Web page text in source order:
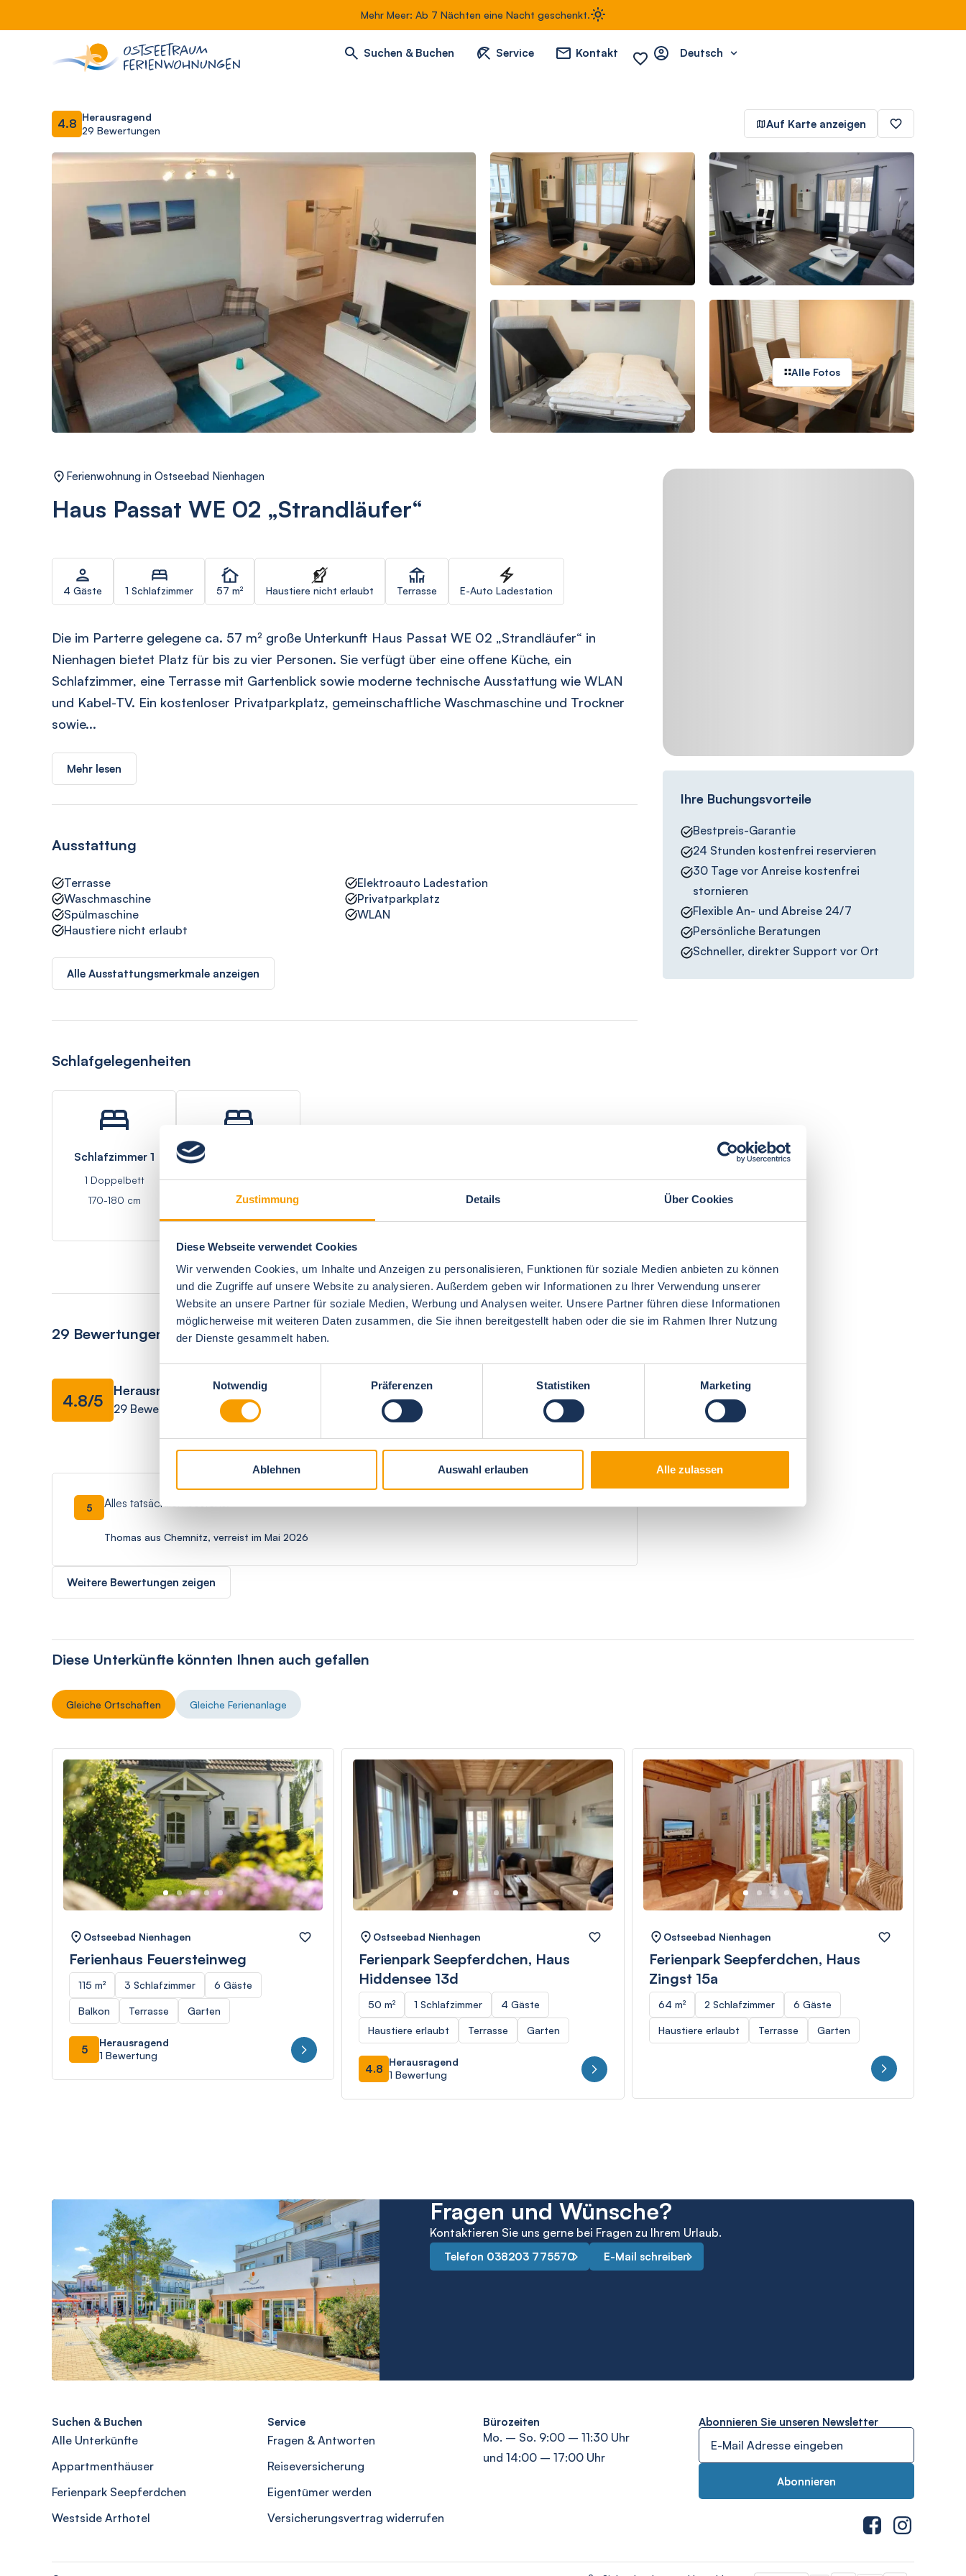
Zustimmung Details Über Cookies
Diese Webseite verwendet Cookies
Wir verwenden Cookies, um Inhalte und Anzeigen zu personalisieren, Funktionen für soziale Medien anbieten zu können
und die Zugriffe auf unsere Website zu analysieren. Außerdem geben wir Informationen zu Ihrer Verwendung unserer
Website an unsere Partner für soziale Medien, Werbung und Analysen weiter. Unsere Partner führen diese Informationen
möglicherweise mit weiteren Daten zusammen, die Sie ihnen bereitgestellt haben oder die sie im Rahmen Ihrer Nutzung
der Dienste gesammelt haben.
Notwendig
Präferenzen Statistiken Marketing
Ablehnen Auswahl erlauben Alle zulassen
Mehr Meer: Ab 7 Nächten eine Nacht geschenkt.
Suchen & Buchen Service Kontakt Deutsch
4.8 Herausragend
29 Bewertungen
Auf Karte anzeigen
Alle Fotos
Ferienwohnung in Ostseebad Nienhagen
Haus Passat WE 02 „Strandläufer“
4 Gäste 1 Schlafzimmer 57 m² Haustiere nicht erlaubt Terrasse E-Auto Ladestation
Die im Parterre gelegene ca. 57 m² große Unterkunft Haus Passat WE 02 „Strandläufer“ in
Nienhagen bietet Platz für bis zu vier Personen. Sie verfügt über eine offene Küche, ein
Schlafzimmer, eine Terrasse mit Gartenblick sowie moderne technische Ausstattung wie WLAN
und Kabel-TV. Ein kostenloser Privatparkplatz, gemeinschaftliche Waschmaschine und Trockner
sowie...
Mehr lesen
Ausstattung
Terrasse
Elektroauto Ladestation
Waschmaschine
Privatparkplatz
Spülmaschine
WLAN
Haustiere nicht erlaubt
Alle Ausstattungsmerkmale anzeigen
Schlafgelegenheiten
Schlafzimmer 1
1 Doppelbett
170-180 cm
Wohnzimmer 1
1 Doppelbett -
Schlafsofa
29 Bewertungen
4.8/5
Herausragend
29 Bewertungen Gesamteindruck 4.8 Weiterempfehlung
5 Alles tatsächlich bestens!
Thomas aus Chemnitz, verreist im Mai 2026
Weitere Bewertungen zeigen
Ihre Buchungsvorteile
Bestpreis-Garantie
24 Stunden kostenfrei reservieren
30 Tage vor Anreise kostenfrei
stornieren
Flexible An- und Abreise 24/7
Persönliche Beratungen
Schneller, direkter Support vor Ort
Diese Unterkünfte könnten Ihnen auch gefallen
Gleiche Ortschaften Gleiche Ferienanlage
Ostseebad Nienhagen
Ferienhaus Feuersteinweg
115 m² 3 Schlafzimmer 6 Gäste
Balkon Terrasse Garten
5
Herausragend
1 Bewertung
Ostseebad Nienhagen
Ferienpark Seepferdchen, Haus
Hiddensee 13d
50 m² 1 Schlafzimmer 4 Gäste
Haustiere erlaubt Terrasse Garten
4.8
Herausragend
1 Bewertung
Ostseebad Nienhagen
Ferienpark Seepferdchen, Haus
Zingst 15a
64 m² 2 Schlafzimmer 6 Gäste
Haustiere erlaubt Terrasse Garten
Fragen und Wünsche?
Kontaktieren Sie uns gerne bei Fragen zu Ihrem Urlaub.
Telefon 038203 775570 E-Mail schreiben
Suchen & Buchen
Alle Unterkünfte
Appartmenthäuser
Ferienpark Seepferdchen
Westside Arthotel
Service
Fragen & Antworten
Reiseversicherung
Eigentümer werden
Versicherungsvertrag widerrufen
Bürozeiten
Mo. – So. 9:00 – 11:30 Uhr
und 14:00 – 17:00 Uhr
Abonnieren Sie unseren Newsletter